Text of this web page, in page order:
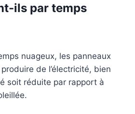
ils par temps
nuageux, les panneaux
de l’électricité, bien
soit réduite par rapport à